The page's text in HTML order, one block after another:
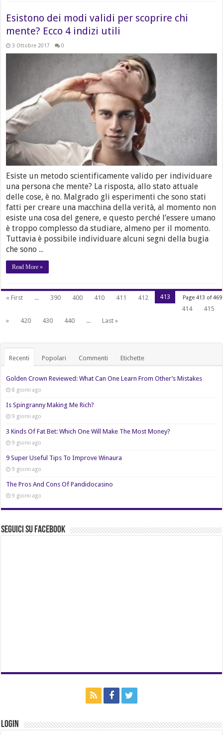
Esistono dei modi validi per scoprire chi
mente? Ecco 4 indizi utili
3 Ottobre 2017 0
Esiste un metodo scientificamente valido per individuare
una persona che mente? La risposta, allo stato attuale
delle cose, è no. Malgrado gli esperimenti che sono stati
fatti per creare una macchina della verità, al momento non
esiste una cosa del genere, e questo perché l’essere umano
è troppo complesso da studiare, almeno per il momento.
Tuttavia è possibile individuare alcuni segni della bugia
che sono ...
Read More »
Page 413 of 469
« First ... 390 400 410 411 412
413
414
415
»
420 430 440 ... Last »
Recenti Popolari Commenti Etichette
Golden Crown Reviewed: What Can One Learn From Other’s Mistakes
8 giorni ago
Is Spingranny Making Me Rich?
9 giorni ago
3 Kinds Of Fat Bet: Which One Will Make The Most Money?
9 giorni ago
9 Super Useful Tips To Improve Winaura
9 giorni ago
The Pros And Cons Of Pandidocasino
9 giorni ago
Seguici su Facebook
Login